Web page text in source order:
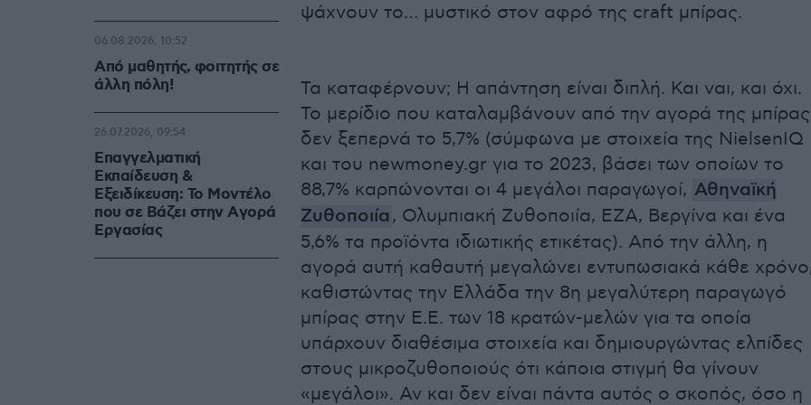
ψάχνουν το… μυστικό στον αφρό της craft μπίρας.
Τα καταφέρνουν; Η απάντηση είναι διπλή. Και ναι, και όχι.
Το μερίδιο που καταλαμβάνουν από την αγορά της μπίρας
δεν ξεπερνά το 5,7% (σύμφωνα με στοιχεία της NielsenIQ
και του newmoney.gr για το 2023, βάσει των οποίων το
88,7% καρπώνονται οι 4 μεγάλοι παραγωγοί, Αθηναϊκή
Ζυθοποιία , Ολυμπιακή Ζυθοποιία, ΕΖΑ, Βεργίνα και ένα
5,6% τα προϊόντα ιδιωτικής ετικέτας). Από την άλλη, η
αγορά αυτή καθαυτή μεγαλώνει εντυπωσιακά κάθε
καθιστώντας την Ελλάδα την 8η μεγαλύτερη παραγωγό
μπίρας στην Ε.Ε. των 18 κρατών-μελών για τα οποία
υπάρχουν διαθέσιμα στοιχεία και δημιουργώντας ελπίδες
στους μικροζυθοποιούς ότι κάποια στιγμή θα γίνουν
«μεγάλοι». Αν και δεν είναι πάντα αυτός ο σκοπός, όσο η
Από μαθητής, φοιτητής σε
άλλη πόλη!
06.08.2026, 10:52
Επαγγελματική
Εκπαίδευση &
Εξειδίκευση: Το Mοντέλο
που σε Bάζει στην Aγορά
Eργασίας
26.07.2026, 09:54